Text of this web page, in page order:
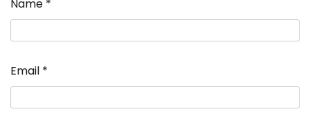
Name *
Email *